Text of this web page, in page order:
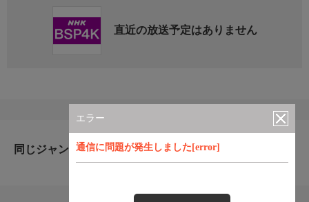
エラー
通信に問題が発生しました[error]
直近の放送予定はありません
同じジャンルのおすすめ番組